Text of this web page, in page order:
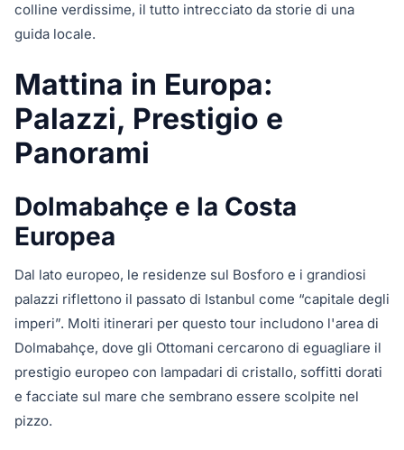
colline verdissime, il tutto intrecciato da storie di una
guida locale.
Mattina in Europa:
Palazzi, Prestigio e
Panorami
Dolmabahçe e la Costa
Europea
Dal lato europeo, le residenze sul Bosforo e i grandiosi
palazzi riflettono il passato di Istanbul come “capitale degli
imperi”. Molti itinerari per questo tour includono l'area di
Dolmabahçe, dove gli Ottomani cercarono di eguagliare il
prestigio europeo con lampadari di cristallo, soffitti dorati
e facciate sul mare che sembrano essere scolpite nel
pizzo.